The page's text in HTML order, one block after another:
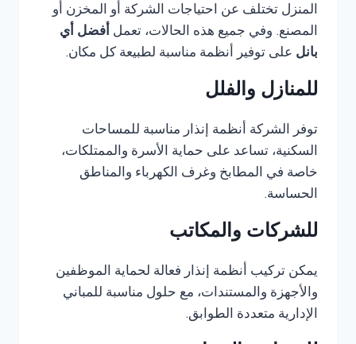
المنزل تختلف عن احتياجات الشركة أو المخزن أو
المصنع. وفي جميع هذه الحالات، تعمل أفضل أي
بانل على توفير أنظمة مناسبة لطبيعة كل مكان.
للمنازل والفلل
توفر الشركة أنظمة إنذار مناسبة للمساحات
السكنية، تساعد على حماية الأسرة والممتلكات،
خاصة في المطابخ وغرف الكهرباء والمناطق
الحساسة.
للشركات والمكاتب
يمكن تركيب أنظمة إنذار فعالة لحماية الموظفين
والأجهزة والمستندات، مع حلول مناسبة للمباني
الإدارية متعددة الطوابق.